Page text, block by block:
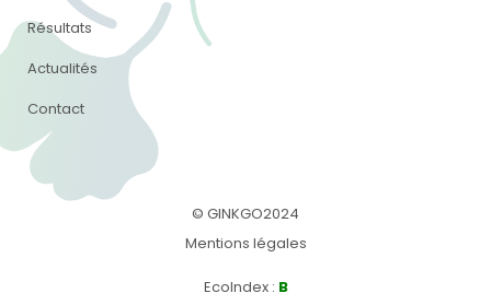
Résultats
Actualités
Contact
© GINKGO2024
Mentions légales
EcoIndex: B